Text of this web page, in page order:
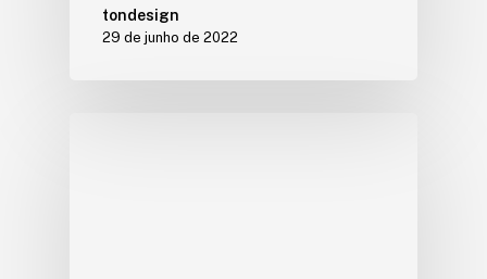
tondesign
29 de junho de 2022